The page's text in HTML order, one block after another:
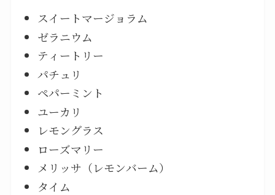
スイートマージョラム
ゼラニウム
ティートリー
パチュリ
ペパーミント
ユーカリ
レモングラス
ローズマリー
メリッサ（レモンバーム）
タイム